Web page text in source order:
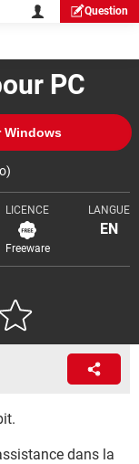
Question
PC
Windows
LICENCE
Freeware
LANGUE
EN
dans la